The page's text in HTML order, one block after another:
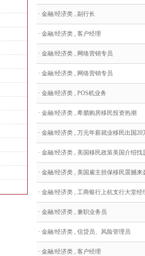
· 金融/经济类 , 副行长
· 金融/经济类 , 客户经理
· 金融/经济类 , 网络营销专员
· 金融/经济类 , 网络营销专员
· 金融/经济类 , POS机业务
· 金融/经济类 , 希腊购房移民投资热潮
· 金融/经济类 , 万元年薪就业移民出国20
· 金融/经济类 , 美国移民政策美国介绍找
· 金融/经济类 , 美国雇主担保移民震撼来
· 金融/经济类 , 工商银行上杭支行大堂经
· 金融/经济类 , 兼职业务员
· 金融/经济类 , 信贷员、风险管理员
· 金融/经济类 , 客户经理